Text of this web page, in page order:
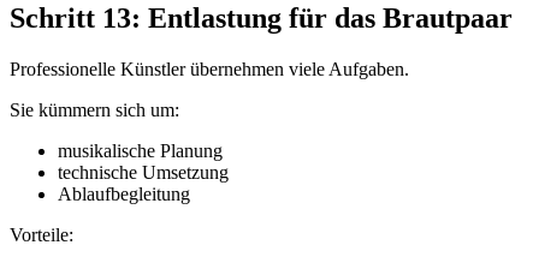
Schritt 13: Entlastung für das Brautpaar
Professionelle Künstler übernehmen viele Aufgaben.
Sie kümmern sich um:
musikalische Planung
technische Umsetzung
Ablaufbegleitung
Vorteile: